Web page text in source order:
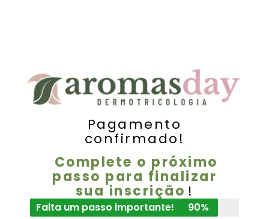
Pagamento
confirmado!
Complete o próximo
passo para finalizar
sua inscrição !
Falta um passo importante! 90%